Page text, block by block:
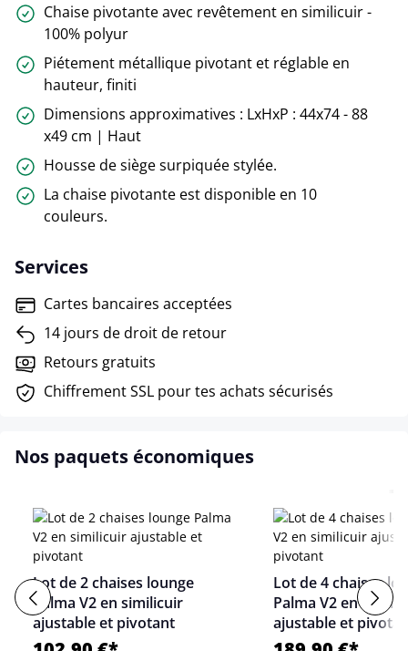
Chaise pivotante avec revêtement en similicuir -
100% polyur
Piétement métallique pivotant et réglable en
hauteur, finiti
Dimensions approximatives : LxHxP : 44x74 - 88
x49 cm | Haut
Housse de siège surpiquée stylée.
La chaise pivotante est disponible en 10
couleurs.
Services
Cartes bancaires acceptées
14 jours de droit de retour
Retours gratuits
Chiffrement SSL pour tes achats sécurisés
Nos paquets économiques
Lot de 2 chaises lounge
Palma V2 en similicuir
ajustable et pivotant
Lot de 4 chaises
Palma V2 en
ajustable et